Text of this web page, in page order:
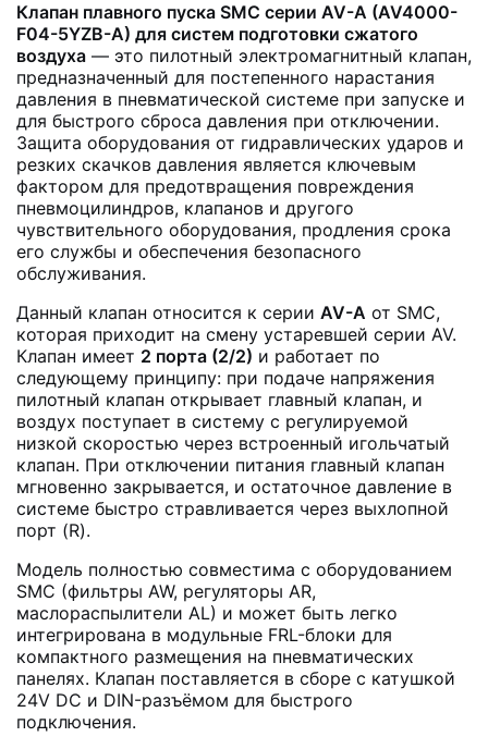
Клапан плавного пуска SMC серии AV-A (AV4000-
F04-5YZB-A) для систем подготовки сжатого
воздуха — это пилотный электромагнитный клапан,
предназначенный для постепенного нарастания
давления в пневматической системе при запуске и
для быстрого сброса давления при отключении.
Защита оборудования от гидравлических ударов и
резких скачков давления является ключевым
фактором для предотвращения повреждения
пневмоцилиндров, клапанов и другого
чувствительного оборудования, продления срока
его службы и обеспечения безопасного
обслуживания.
Данный клапан относится к серии AV-A от SMC,
которая приходит на смену устаревшей серии AV.
Клапан имеет 2 порта (2/2) и работает по
следующему принципу: при подаче напряжения
пилотный клапан открывает главный клапан, и
воздух поступает в систему с регулируемой
низкой скоростью через встроенный игольчатый
клапан. При отключении питания главный клапан
мгновенно закрывается, и остаточное давление в
системе быстро стравливается через выхлопной
порт (R).
Модель полностью совместима с оборудованием
SMC (фильтры AW, регуляторы AR,
маслораспылители AL) и может быть легко
интегрирована в модульные FRL-блоки для
компактного размещения на пневматических
панелях. Клапан поставляется в сборе с катушкой
24V DC и DIN-разъёмом для быстрого
подключения.